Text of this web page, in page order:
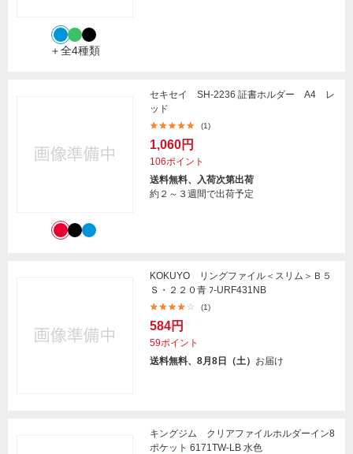
＋全4種類
セキセイ SH-2236 証書ホルダー A4 レ
ッド
(1)
1,060円
106ポイント
送料無料、入荷次第出荷
約２～３週間で出荷予定
KOKUYO リングファイル＜スリム＞Ｂ５
Ｓ・２２０青 ﾌ-URF431NB
(1)
584円
59ポイント
送料無料、8月8日（土） お届け
キングジム クリアファイルホルダーイン8
ポケット 6171TW-LB 水色